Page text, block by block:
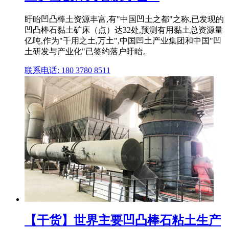
盱眙凹凸棒土资源丰富,有"中国凹土之都"之称,已发现的
凹凸棒石黏土矿床（点）达32处,预测有用黏土总资源量
亿吨,作为"千用之土,万土",中国凹土产业集团和中国"凹
土研发与产业化"已签约落户盱眙。
联系电话: 180 3780 8511
【干货】世界主要凹凸棒石粘土生产